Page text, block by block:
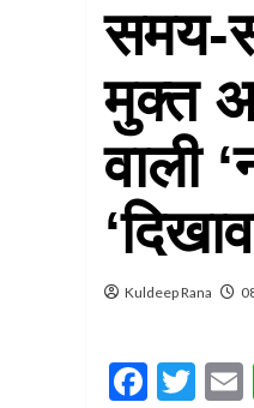
समय-
मुक्त
वाली
Kuldeep Rana